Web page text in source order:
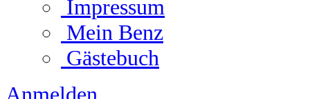
Impressum
Mein Benz
Gästebuch